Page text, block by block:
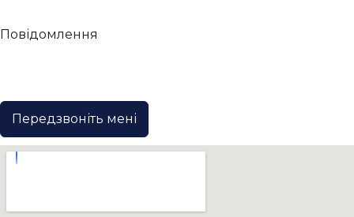
Повідомлення
Передзвоніть мені